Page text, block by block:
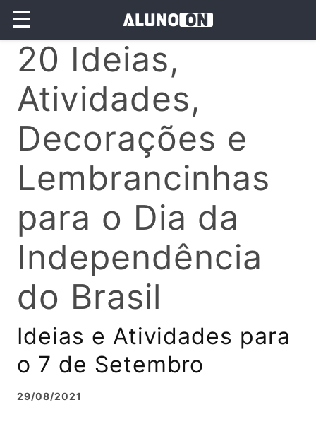
☰
20 Ideias,
Atividades,
Decorações e
Lembrancinhas
para o Dia da
Independência
do Brasil
Ideias e Atividades para
o 7 de Setembro
29/08/2021